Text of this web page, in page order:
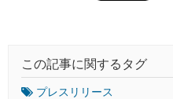
この記事に関するタグ
プレスリリース